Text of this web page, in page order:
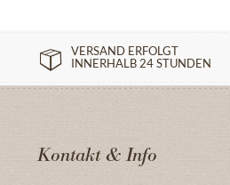
VERSAND ERFOLGT
INNERHALB 24 STUNDEN
Kontakt & Info